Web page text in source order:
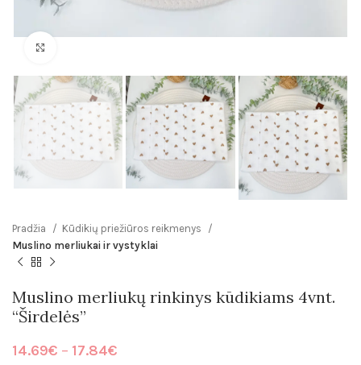
Pradžia
Kūdikių priežiūros reikmenys
Muslino merliukai ir vystyklai
Muslino merliukų rinkinys kūdikiams 4vnt.
“Širdelės”
14.69€ – 17.84€